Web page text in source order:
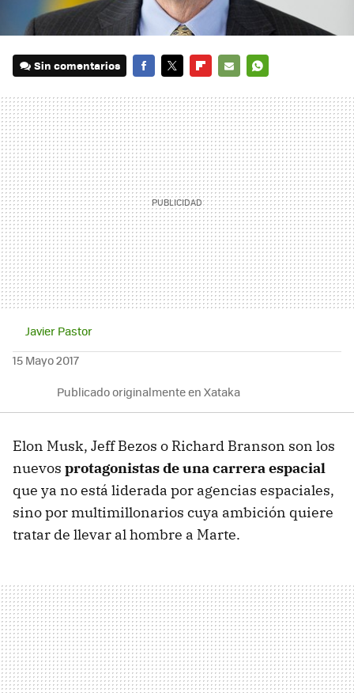
Sin comentarios
MAIL
Javier Pastor
15 Mayo 2017
Publicado originalmente en Xataka
Elon Musk, Jeff Bezos o Richard Branson son los
nuevos protagonistas de una carrera espacial
que ya no está liderada por agencias espaciales,
sino por multimillonarios cuya ambición quiere
tratar de llevar al hombre a Marte.